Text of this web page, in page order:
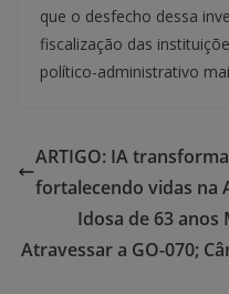
que o desfecho dessa
fiscalização das
político-administrativo
ARTIGO: IA
fortalecendo vidas na
Idosa de 63
Atravessar a GO-070;